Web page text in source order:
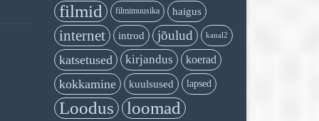
filmid filmimuusika haigus
internet introd jõulud kanal2
katsetused kirjandus koerad
kokkamine kuulsused lapsed
Loodus loomad